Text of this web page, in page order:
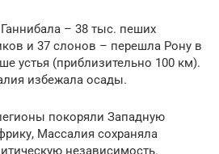
– 38 тыс. пеших
и 37 слонов – перешла Рону в
устья (приблизительно 100 км).
избежала осады.
покоряли Западную
Массалия сохраняла
независимость.